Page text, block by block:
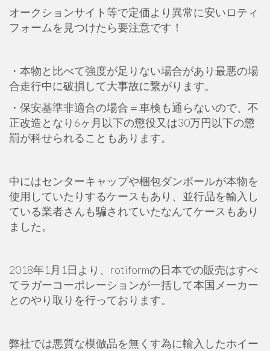
オークションサイト等で定価より異常に安いロティ
フォームを見つけたら要注意です！
・本物と比べて強度が足りない場合があり最悪の場
合走行中に破損して大事故に繋がります。
・保安基準非適合の場合＝車検も通らないので、不
正改造となり6ヶ月以下の懲役又は30万円以下の懲
罰が科せられることもあります。
中にはセンターキャップや梱包ダンボールが本物を
使用していたりするケースもあり、並行品を輸入し
ている業者さんも騙されていたなんてケースもあり
ました。
2018年1月1日より、rotiformの日本での販売はすべ
てラガーコーポレーションが一括して本国メーカー
とのやり取りを行っております。
弊社では悪質な模倣品を無くす為に輸入したホイー